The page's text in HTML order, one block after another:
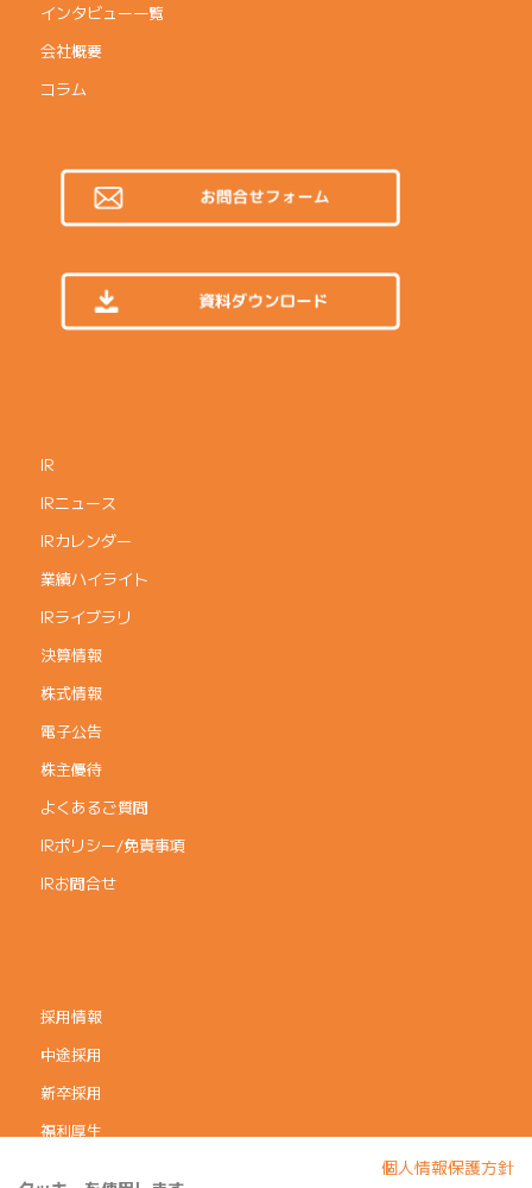
インタビュー一覧
会社概要
コラム
IR
IRニュース
IRカレンダー
業績ハイライト
IRライブラリ
決算情報
株式情報
電子公告
株主優待
よくあるご質問
IRポリシー/免責事項
IRお問合せ
採用情報
中途採用
新卒採用
福利厚生
個人情報保護方針